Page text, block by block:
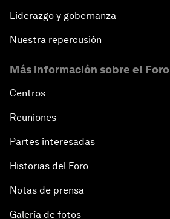
Liderazgo y gobernanza
Nuestra repercusión
Más información sobre el Foro
Centros
Reuniones
Partes interesadas
Historias del Foro
Notas de prensa
Galería de fotos